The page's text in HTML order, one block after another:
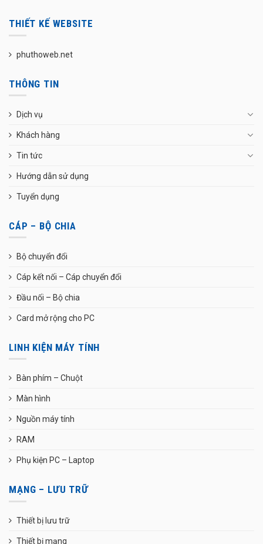
THIẾT KẾ WEBSITE
phuthoweb.net
THÔNG TIN
Dịch vụ
Khách hàng
Tin tức
Hướng dẫn sử dụng
Tuyển dụng
CÁP – BỘ CHIA
Bộ chuyển đổi
Cáp kết nối – Cáp chuyển đổi
Đầu nối – Bộ chia
Card mở rộng cho PC
LINH KIỆN MÁY TÍNH
Bàn phím – Chuột
Màn hình
Nguồn máy tính
RAM
Phụ kiện PC – Laptop
MẠNG – LƯU TRỮ
Thiết bị lưu trữ
Thiết bị mạng